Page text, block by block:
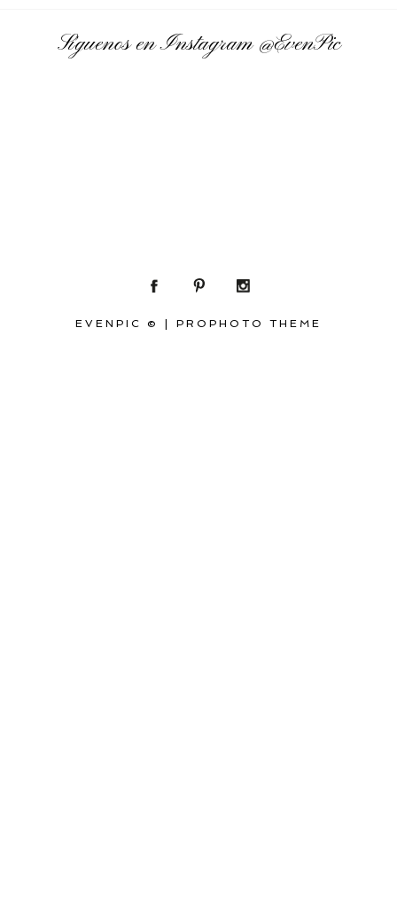
Síguenos en Instagram@EvenPic
EVENPIC © PROPHOTO THEME